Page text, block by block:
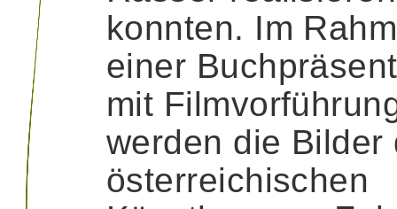
konnten. Im
einer
mit
werden die Bilder
österreichischen